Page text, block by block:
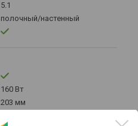
5.1
полочный/настенный
160 Вт
203 мм